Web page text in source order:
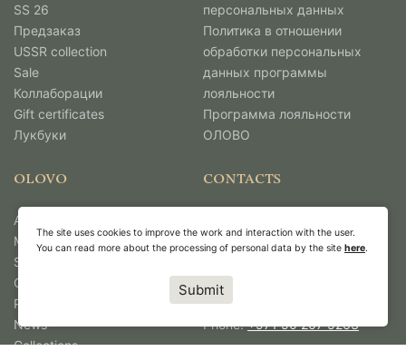
The site uses cookies to improve the work and interaction with the user.
You can read more about the processing of personal data by the site here.
Submit
SS 26
Предзаказ
USSR collection
Sale
Коллаборации
Gift certificates
Лукбуки
персональных данных
Политика в отношении
обработки персональных
данных программы
лояльности
Программа лояльности
ОЛОВО
OLOVO
About Us
Media
Shops
Contacts
Работа в Олово
News
Collections
CONTACTS
DMCC Business Centre,
Jewellery & Gemplex 3,
Dubai, United Arab Emirates.
Phone:+971 50 207 5263